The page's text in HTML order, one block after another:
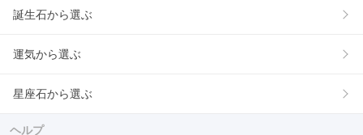
誕生石から選ぶ
運気から選ぶ
星座石から選ぶ
ヘルプ